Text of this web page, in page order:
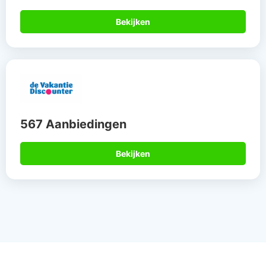
Bekijken
567 Aanbiedingen
Bekijken